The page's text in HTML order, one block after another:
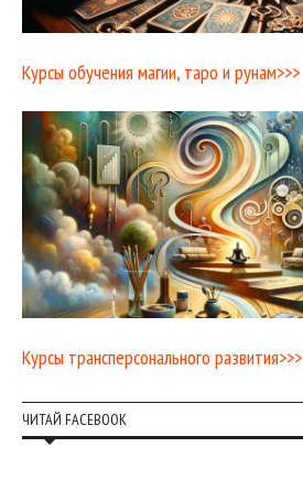
Курсы обучения магии, таро и рунам>>>
Курсы трансперсонального развития>>>
ЧИТАЙ FACEBOOK